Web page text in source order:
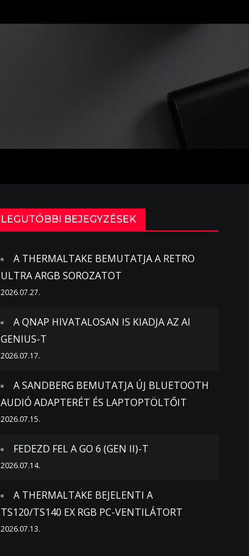
LEGUTÓBBI BEJEGYZÉSEK
A THERMALTAKE BEMUTATJA A RETRO
ULTRA ARGB SOROZATOT
2026.07.27.
A QNAP HIVATALOSAN IS KIADJA AZ AI
GENIUS-T
2026.07.17.
A SANDBERG BEMUTATJA ÚJ BLUETOOTH
AUDIÓ ADAPTERÉT ÉS LAPTOPTÖLTŐIT
2026.07.15.
FEDEZD FEL A GO 6 (GEN II)-T
2026.07.14.
A THERMALTAKE BEJELENTI A
TS120/TS140 EX RGB PC-VENTILÁTORT
2026.07.13.